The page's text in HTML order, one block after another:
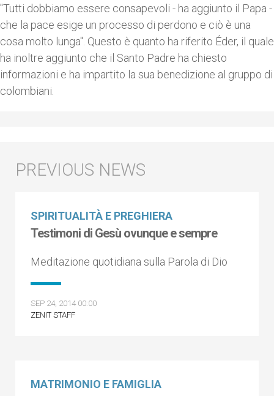
"Tutti dobbiamo essere consapevoli - ha aggiunto il Papa -
che la pace esige un processo di perdono e ciò è una
cosa molto lunga". Questo è quanto ha riferito Éder, il quale
ha inoltre aggiunto che il Santo Padre ha chiesto
informazioni e ha impartito la sua benedizione al gruppo di
colombiani.
SPIRITUALITÀ E PREGHIERA
Testimoni di Gesù ovunque e sempre
Meditazione quotidiana sulla Parola di Dio
SEP 24, 2014 00:00
ZENIT STAFF
MATRIMONIO E FAMIGLIA